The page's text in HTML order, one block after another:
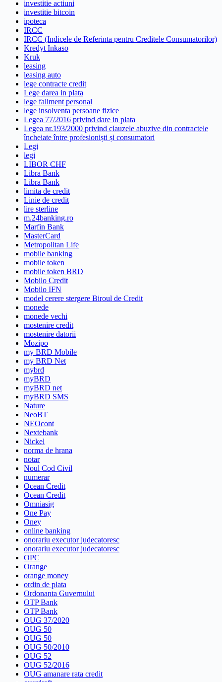
investitie actiuni
investitie bitcoin
ipoteca
IRCC
IRCC (Indicele de Referinta pentru Creditele Consumatorilor)
Kredyt Inkaso
Kruk
leasing
leasing auto
lege contracte credit
Lege darea in plata
lege faliment personal
lege insolventa persoane fizice
Legea 77/2016 privind dare in plata
Legea nr.193/2000 privind clauzele abuzive din contractele
încheiate între profesioniști și consumatori
Legi
legi
LIBOR CHF
Libra Bank
Libra Bank
limita de credit
Linie de credit
lire sterline
m.24banking.ro
Marfin Bank
MasterCard
Metropolitan Life
mobile banking
mobile token
mobile token BRD
Mobilo Credit
Mobilo IFN
model cerere stergere Biroul de Credit
monede
monede vechi
mostenire credit
mostenire datorii
Mozipo
my BRD Mobile
my BRD Net
mybrd
myBRD
myBRD net
myBRD SMS
Nature
NeoBT
NEOcont
Nextebank
Nickel
norma de hrana
notar
Noul Cod Civil
numerar
Ocean Credit
Ocean Credit
Omniasig
One Pay
Oney
online banking
onorariu executor judecatoresc
onorariu executor judecatoresc
OPC
Orange
orange money
ordin de plata
Ordonanta Guvernului
OTP Bank
OTP Bank
OUG 37/2020
OUG 50
OUG 50
OUG 50/2010
OUG 52
OUG 52/2016
OUG amanare rata credit